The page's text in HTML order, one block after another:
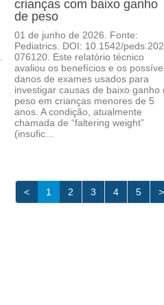
crianças com baixo ganho
de peso
01 de junho de 2026. Fonte:
Pediatrics. DOI: 10.1542/
076120. Este relatório técnico
avaliou os benefícios e os
danos de exames usados para
investigar causas de baixo ganho
peso em crianças menores de 5
anos. A condição, atualmente
chamada de “faltering weight”
(insufic...
< 1 2 3 4 5 >